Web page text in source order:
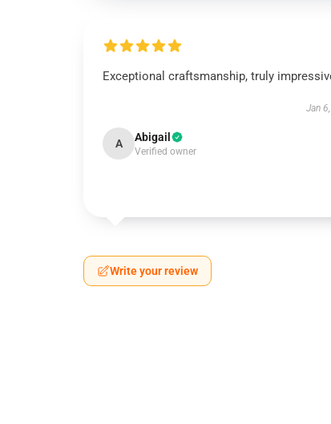
Exceptional craftsmanship, truly
Jan
A Abigail
Verified owner
Write your review